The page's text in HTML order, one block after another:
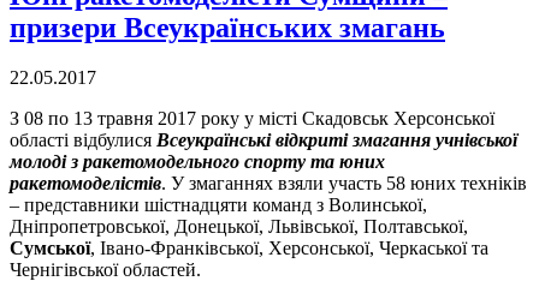
призери Всеукраїнських змагань
22.05.2017
З 08 по 13 травня 2017 року у місті Скадовськ Херсонської
області відбулися Всеукраїнські відкриті змагання учнівської
молоді з ракетомодельного спорту та юних
ракетомоделістів. У змаганнях взяли участь 58 юних техніків
– представники шістнадцяти команд з Волинської,
Дніпропетровської, Донецької, Львівської, Полтавської,
Сумської, Івано-Франківської, Херсонської, Черкаської та
Чернігівської областей.